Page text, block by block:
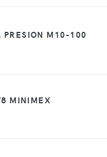
PRESION M10-100
MINIMEX